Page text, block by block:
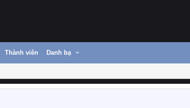
Thành viên Danh bạ